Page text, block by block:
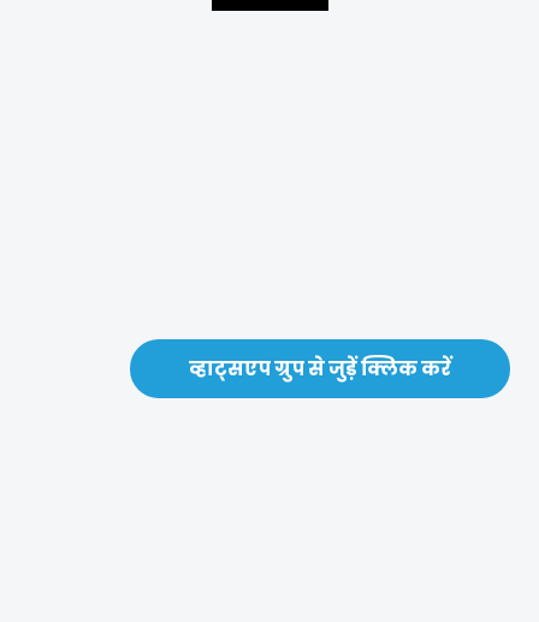
व्हाट्सएप ग्रुप से जुड़ें क्लिक करें